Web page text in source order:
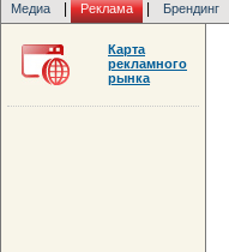
Медиа Реклама Брендинг
Карта
рекламного
рынка